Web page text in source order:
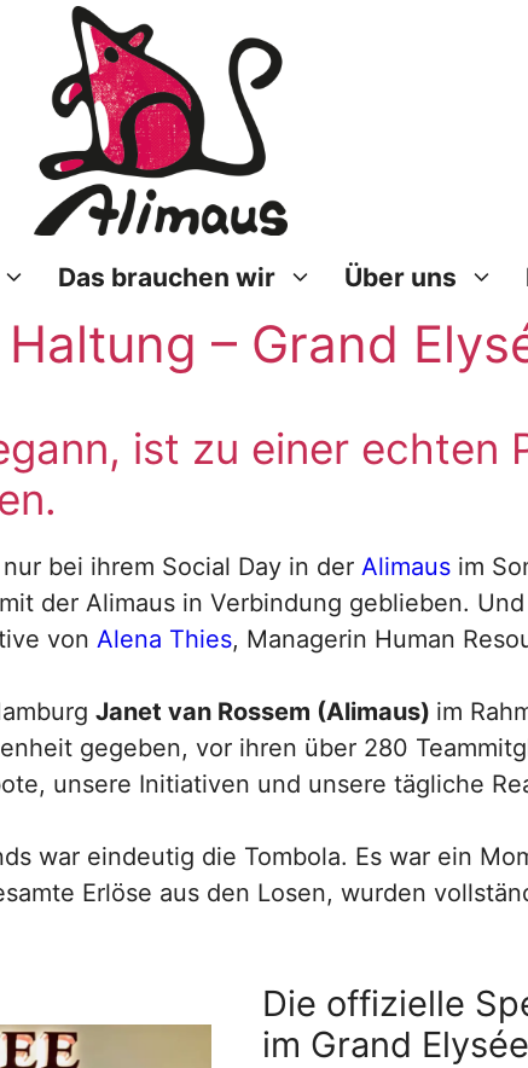
Das brauchen wir Über uns
– Grand
ist zu einer echten
bei ihrem Social Day in der Alimaus im
der Alimaus in Verbindung geblieben.
von Alena Thies, Managerin Human
Janet van Rossem (Alimaus) im
gegeben, vor ihren über 280
unsere Initiativen und unsere tägliche
war eindeutig die Tombola. Es war ein
Erlöse aus den Losen, wurden
Die offizielle
im Grand